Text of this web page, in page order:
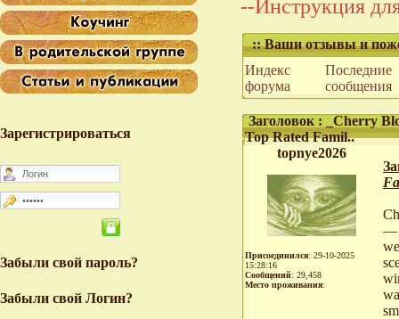
Зарегистрироваться
Забыли свой пароль?
Забыли свой Логин?
--Инструкция
:: Ваши отзывы и
Индекс
форума
Последние
сообщения
Заголовок : _Cherry
Top Rated Famil..
topnye2026
Присоединился: 29-10-2025
15:28:16
Сообщений: 29,458
Место проживания:
—